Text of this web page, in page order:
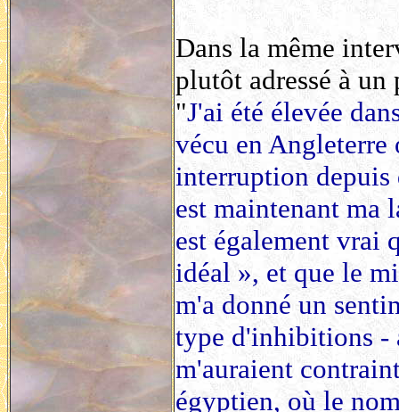
Dans la même
plutôt adressé à
"J'ai été élevée
vécu en Angleterre
interruption depuis
est maintenant ma
est également vrai
idéal », et que le
m'a donné un
type d'inhibitions -
m'auraient
égyptien, où le